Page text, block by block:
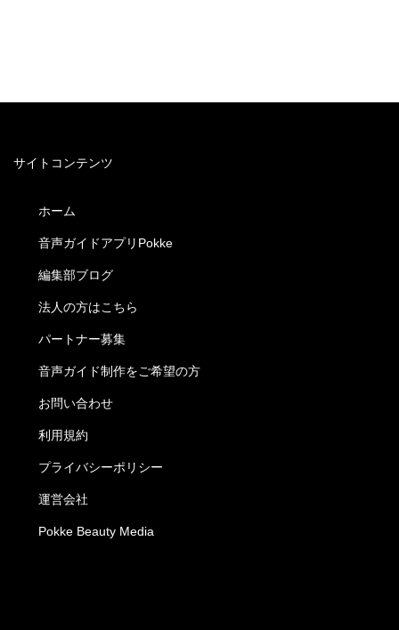
サイトコンテンツ
ホーム
音声ガイドアプリPokke
編集部ブログ
法人の方はこちら
パートナー募集
音声ガイド制作をご希望の方
お問い合わせ
利用規約
プライバシーポリシー
運営会社
Pokke Beauty Media